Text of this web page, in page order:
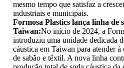
mesmo tempo que satisfaz a
industriais e municipais.
Formosa Plastics lança linha de
Taiwan:No início de 2024, a
introduziu uma unidade dedicada
cáustica em Taiwan para atender à
de sabão e têxtil. A nova linha